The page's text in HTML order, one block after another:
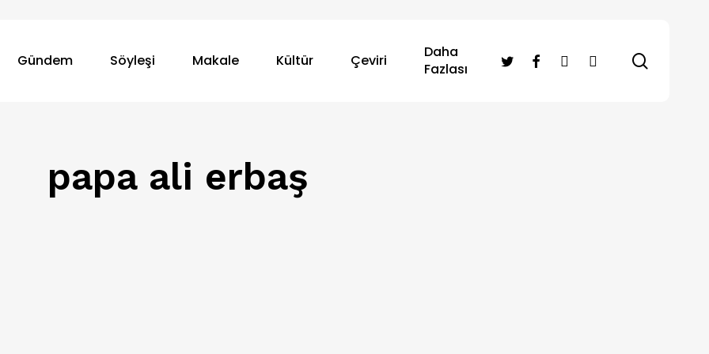
Gündem Söyleşi Makale Kültür Çeviri
Daha
Fazlası
twitterfacebook
RSS instagram
papa ali erbaş